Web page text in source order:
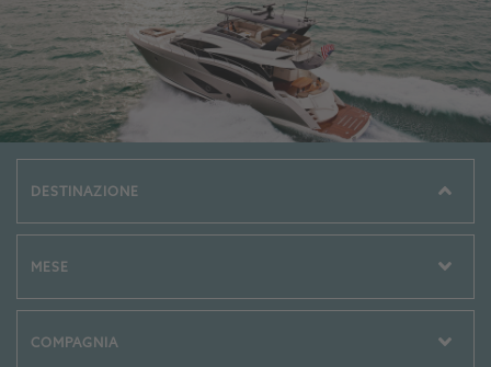
Chi siamo – CrociereOnLine
Destinazioni Crociere
Prenota crociere
News